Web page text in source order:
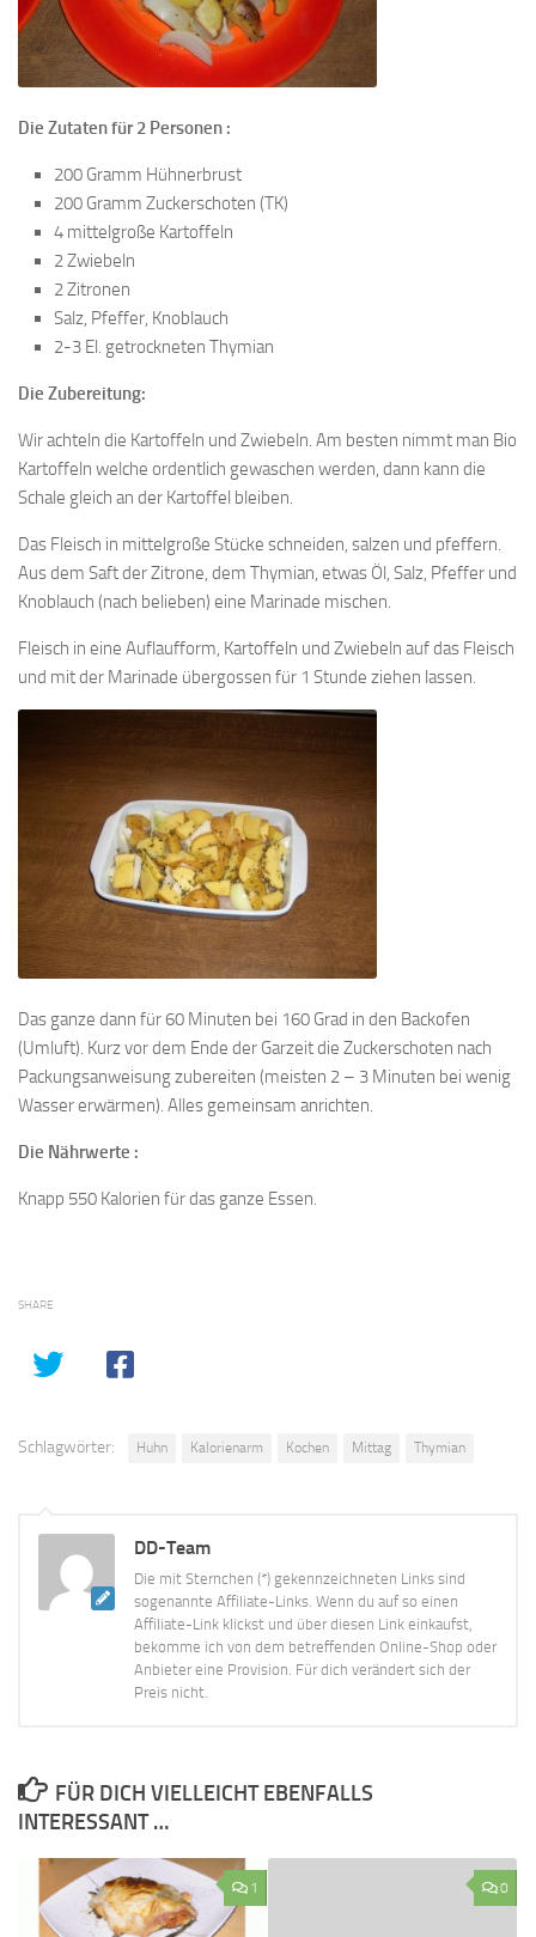
Die Zutaten für 2 Personen :
200 Gramm Hühnerbrust
200 Gramm Zuckerschoten (TK)
4 mittelgroße Kartoffeln
2 Zwiebeln
2 Zitronen
Salz, Pfeffer, Knoblauch
2-3 El. getrockneten Thymian
Die Zubereitung:
Wir achteln die Kartoffeln und Zwiebeln. Am besten nimmt man Bio
Kartoffeln welche ordentlich gewaschen werden, dann kann die
Schale gleich an der Kartoffel bleiben.
Das Fleisch in mittelgroße Stücke schneiden, salzen und pfeffern.
Aus dem Saft der Zitrone, dem Thymian, etwas Öl, Salz, Pfeffer und
Knoblauch (nach belieben) eine Marinade mischen.
Fleisch in eine Auflaufform, Kartoffeln und Zwiebeln auf das Fleisch
und mit der Marinade übergossen für 1 Stunde ziehen lassen.
Das ganze dann für 60 Minuten bei 160 Grad in den Backofen
(Umluft). Kurz vor dem Ende der Garzeit die Zuckerschoten nach
Packungsanweisung zubereiten (meisten 2 – 3 Minuten bei wenig
Wasser erwärmen). Alles gemeinsam anrichten.
Die Nährwerte :
Knapp 550 Kalorien für das ganze Essen.
SHARE
Schlagwörter: Huhn Kalorienarm Kochen Mittag Thymian
DD-Team
Die mit Sternchen (*) gekennzeichneten Links sind
sogenannte Affiliate-Links. Wenn du auf so einen
Affiliate-Link klickst und über diesen Link einkaufst,
bekomme ich von dem betreffenden Online-Shop oder
Anbieter eine Provision. Für dich verändert sich der
Preis nicht.
FÜR DICH VIELLEICHT EBENFALLS
INTERESSANT …
1 0